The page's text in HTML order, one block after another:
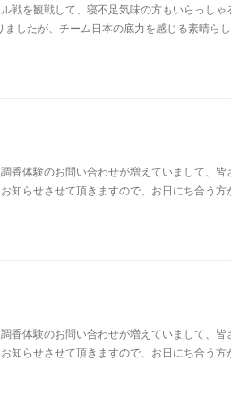
戦を観戦して、寝不足気味の方もいらっしゃ
したが、チーム日本の底力を感じる素晴ら
香体験のお問い合わせが増えていまして、皆
知らせさせて頂きますので、お日にち合う方
香体験のお問い合わせが増えていまして、皆
知らせさせて頂きますので、お日にち合う方